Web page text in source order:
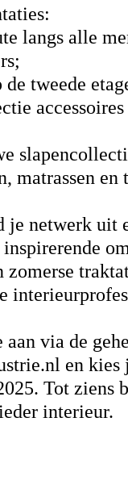
langs alle
de tweede
accessoires
matrassen
je netwerk uit
aan via de
en kies
Tot ziens
interieur.